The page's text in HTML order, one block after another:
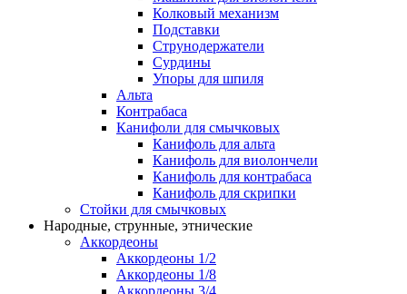
Колковый механизм
Подставки
Струнодержатели
Сурдины
Упоры для шпиля
Альта
Контрабаса
Канифоли для смычковых
Канифоль для альта
Канифоль для виолончели
Канифоль для контрабаса
Канифоль для скрипки
Стойки для смычковых
Народные, струнные, этнические
Аккордеоны
Аккордеоны 1/2
Аккордеоны 1/8
Аккордеоны 3/4